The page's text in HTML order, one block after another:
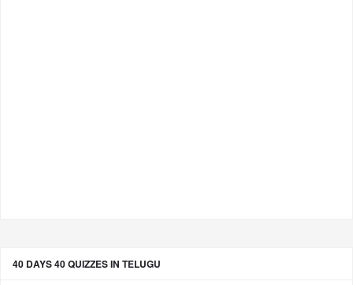
40 DAYS 40 QUIZZES IN TELUGU